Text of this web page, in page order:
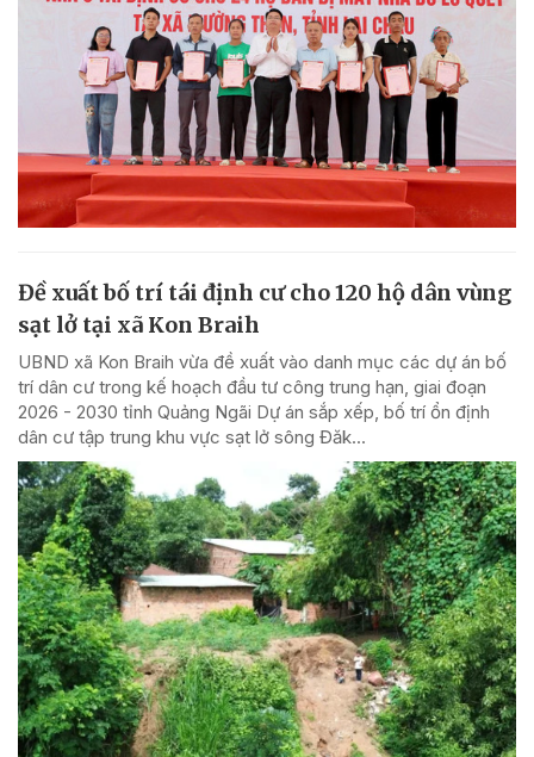
Đề xuất bố trí tái định cư cho 120 hộ dân vùng
sạt lở tại xã Kon Braih
UBND xã Kon Braih vừa đề xuất vào danh mục các dự án bố
trí dân cư trong kế hoạch đầu tư công trung hạn, giai đoạn
2026 - 2030 tỉnh Quảng Ngãi Dự án sắp xếp, bố trí ổn định
dân cư tập trung khu vực sạt lở sông Đăk...